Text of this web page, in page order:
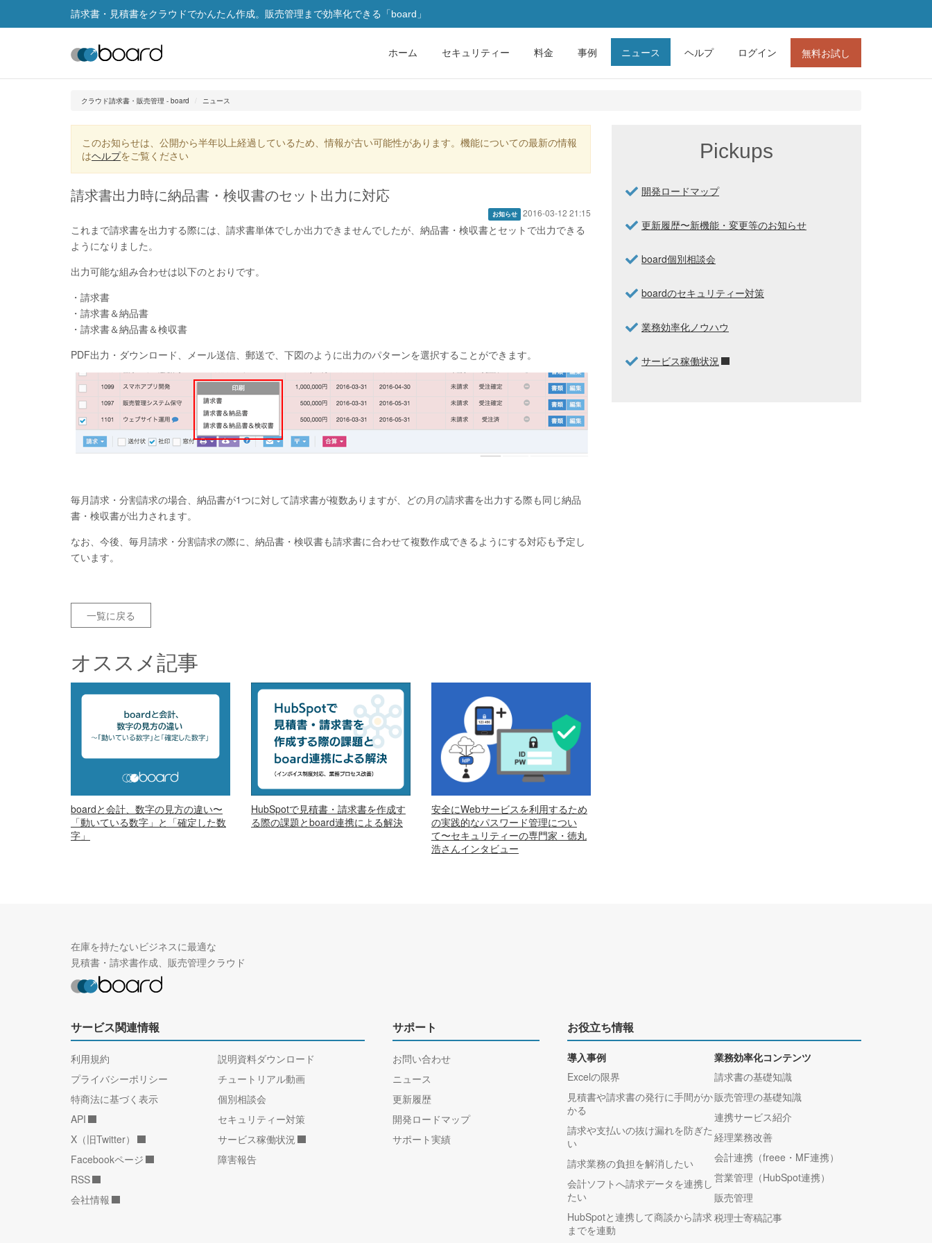
請求書・見積書をクラウドでかんたん作成。販売管理まで効率化できる「board」
ホーム セキュリティー 料金 事例 ニュース ヘルプ ログイン 無料お試し
クラウド請求書・販売管理 - board ニュース
このお知らせは、公開から半年以上経過しているため、情報が古い可能性があります。機能についての最新の情報
はヘルプをご覧ください
請求書出力時に納品書・検収書のセット出力に対応
お知らせ 2016-03-12 21:15
これまで請求書を出力する際には、請求書単体でしか出力できませんでしたが、納品書・検収書とセットで出力できる
ようになりました。
出力可能な組み合わせは以下のとおりです。
・請求書
・請求書＆納品書
・請求書＆納品書＆検収書
PDF出力・ダウンロード、メール送信、郵送で、下図のように出力のパターンを選択することができます。
毎月請求・分割請求の場合、納品書が1つに対して請求書が複数ありますが、どの月の請求書を出力する際も同じ納品
書・検収書が出力されます。
なお、今後、毎月請求・分割請求の際に、納品書・検収書も請求書に合わせて複数作成できるようにする対応も予定し
ています。
一覧に戻る
オススメ記事
boardと会計、数字の見方の違い〜
「動いている数字」と「確定した数
字」
HubSpotで見積書・請求書を作成す
る際の課題とboard連携による解決
安全にWebサービスを利用するため
の実践的なパスワード管理につい
て〜セキュリティーの専門家・徳丸
浩さんインタビュー
Pickups
開発ロードマップ
更新履歴〜新機能・変更等のお知らせ
board個別相談会
boardのセキュリティー対策
業務効率化ノウハウ
サービス稼働状況
在庫を持たないビジネスに最適な
見積書・請求書作成、販売管理クラウド
サービス関連情報
利用規約
プライバシーポリシー
特商法に基づく表示
API
X（旧Twitter）
Facebookページ
RSS
会社情報
説明資料ダウンロード
チュートリアル動画
個別相談会
セキュリティー対策
サービス稼働状況
障害報告
サポート
お問い合わせ
ニュース
更新履歴
開発ロードマップ
サポート実績
お役立ち情報
導入事例
Excelの限界
見積書や請求書の発行に手間がか
かる
請求や支払いの抜け漏れを防ぎた
い
請求業務の負担を解消したい
会計ソフトへ請求データを連携し
たい
HubSpotと連携して商談から請求
までを連動
業務効率化コンテンツ
請求書の基礎知識
販売管理の基礎知識
連携サービス紹介
経理業務改善
会計連携（freee・MF連携）
営業管理（HubSpot連携）
販売管理
税理士寄稿記事